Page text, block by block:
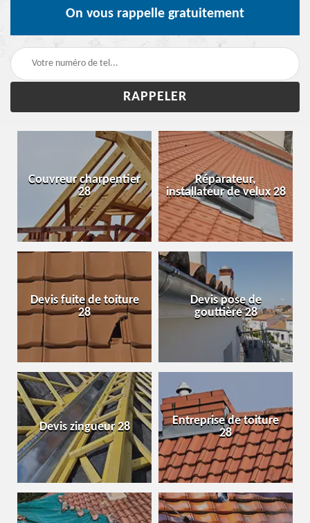
On vous rappelle gratuitement
Couvreur charpentier
28
Réparateur,
installateur de velux 28
Devis fuite de toiture
28
Devis pose de
gouttière 28
Devis zingueur 28
Entreprise de toiture
28